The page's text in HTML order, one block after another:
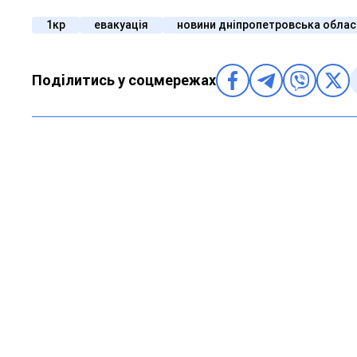
1кр евакуація новини дніпропетровська
Поділитись у соцмережах